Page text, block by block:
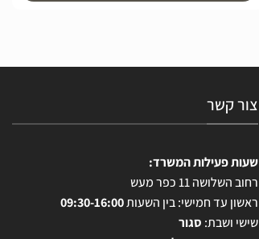
צור קשר
שעות פעילות המשרד:
רחוב השלושה 11 כפר מעש
ראשון עד חמישי: בין השעות09:30-16:00
שישי ושבת: סגור